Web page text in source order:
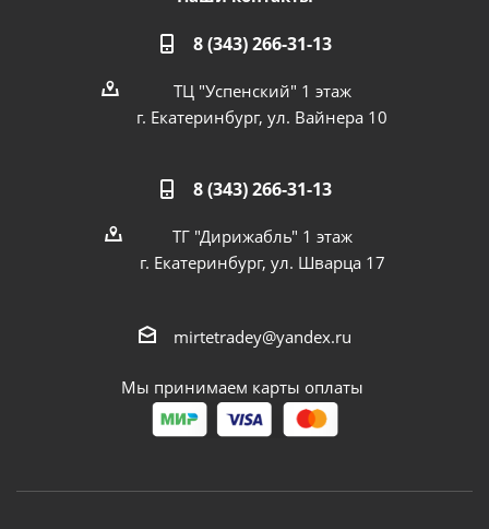
8 (343) 266-31-13
ТЦ "Успенский" 1 этаж
г. Екатеринбург, ул. Вайнера 10
8 (343) 266-31-13
ТГ "Дирижабль" 1 этаж
г. Екатеринбург, ул. Шварца 17
mirtetradey@yandex.ru
Мы принимаем карты оплаты